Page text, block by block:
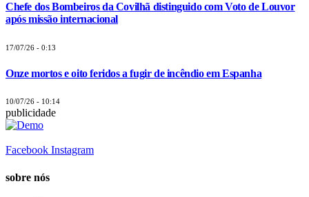
Chefe dos Bombeiros da Covilhã distinguido com Voto de Louvor
após missão internacional
17/07/26 - 0:13
Onze mortos e oito feridos a fugir de incêndio em Espanha
10/07/26 - 10:14
publicidade
Facebook Instagram
sobre nós